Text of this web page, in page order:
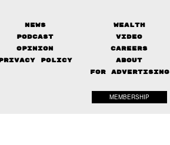
News Wealth
Podcast
Video
Opinion
Careers
Privacy Policy
About
FOR ADVERTISING
MEMBERSHIP